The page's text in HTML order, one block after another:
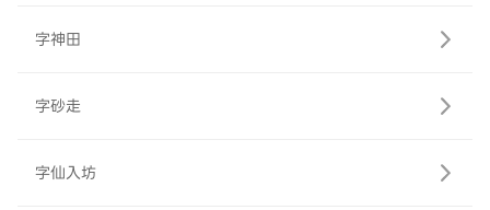
字神田
字砂走
字仙入坊